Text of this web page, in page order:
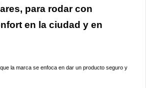
para rodar con
en la ciudad y en
la marca se enfoca en dar un producto seguro y